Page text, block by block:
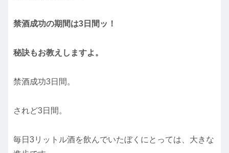
禁酒成功の期間は3日間ッ！
秘訣もお教えしますよ。
禁酒成功3日間。
されど3日間。
毎日3リットル酒を飲んでいたぼくにとっては、大きな